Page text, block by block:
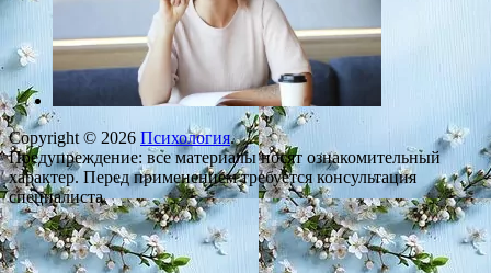
Copyright © 2026 Психология.
Предупреждение: все материалы носят ознакомительный
характер. Перед применением требуется консультация
специалиста.